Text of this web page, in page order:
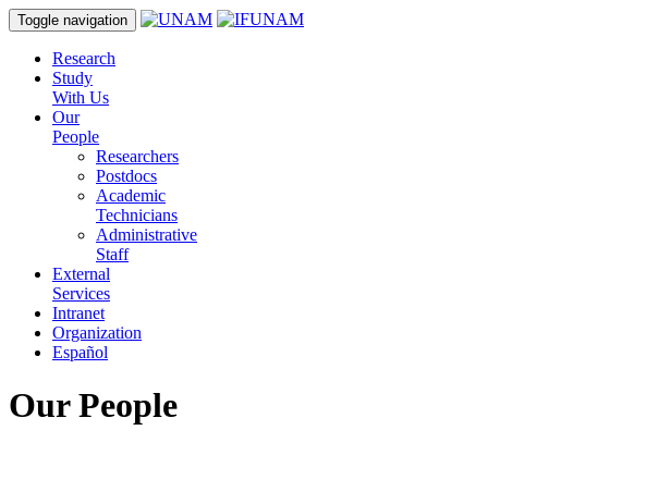
Toggle navigation
Research
Study
With Us
Our
People
Researchers
Postdocs
Academic
Technicians
Administrative
Staff
External
Services
Intranet
Organization
Español
Our People